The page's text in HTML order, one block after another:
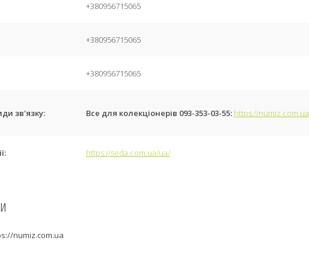
+380956715065
+380956715065
+380956715065
Все для колекціонерів 093-353-03-55 https://numiz.com.ua
https://seda.com.ua/ua/
numiz.com.ua